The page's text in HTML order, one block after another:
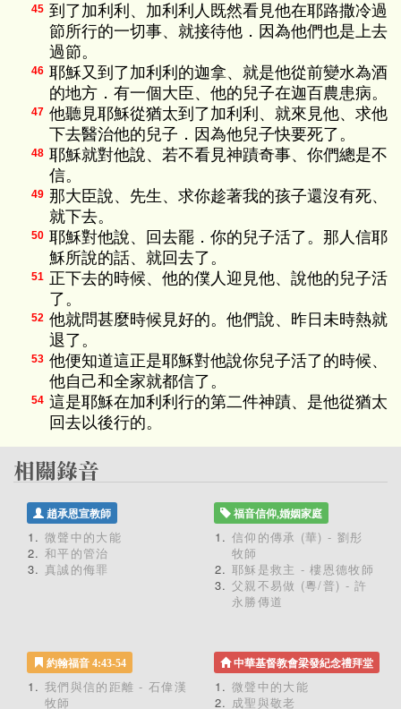
45 到了加利利、加利利人既然看見他在耶路撒冷過
節所行的一切事、就接待他．因為他們也是上去
過節。
46 耶穌又到了加利利的迦拿、就是他從前變水為酒
的地方．有一個大臣、他的兒子在迦百農患病。
47 他聽見耶穌從猶太到了加利利、就來見他、求他
下去醫治他的兒子．因為他兒子快要死了。
48 耶穌就對他說、若不看見神蹟奇事、你們總是不
信。
49 那大臣說、先生、求你趁著我的孩子還沒有死、
就下去。
50 耶穌對他說、回去罷．你的兒子活了。那人信耶
穌所說的話、就回去了。
51 正下去的時候、他的僕人迎見他、說他的兒子活
了。
52 他就問甚麼時候見好的。他們說、昨日未時熱就
退了。
53 他便知道這正是耶穌對他說你兒子活了的時候、
他自己和全家就都信了。
54 這是耶穌在加利利行的第二件神蹟、是他從猶太
回去以後行的。
趙承恩宣教師
微聲中的大能
和平的管治
真誠的侮罪
福音信仰,婚姻家庭
信仰的傳承 (華) - 劉彤
牧師
耶穌是救主 - 樓恩德牧師
父親不易做 (粵/普) - 許
永勝傳道
約翰福音 4:43-54
我們與信的距離 - 石偉漢
牧師
中華基督教會梁發紀念禮拜堂
微聲中的大能
成聖與敬老